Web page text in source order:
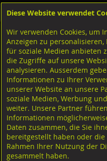
Shop Sicherungselemente
Sperrkantscheiben
A4 rostfrei
Sperrkantscheiben Form B
M6/6,1x18,2x1,4
Diese Website verwendet
Wir verwenden Cookies, um
Anzeigen zu personalisieren,
für soziale Medien anbieten
die Zugriffe auf unsere
analysieren. Ausserdem
Informationen zu Ihrer
unserer Website an unsere
soziale Medien, Werbung
weiter. Unsere Partner
Informationen
Daten zusammen, die Sie
bereitgestellt haben oder die
Rahmen Ihrer Nutzung der
gesammelt haben.